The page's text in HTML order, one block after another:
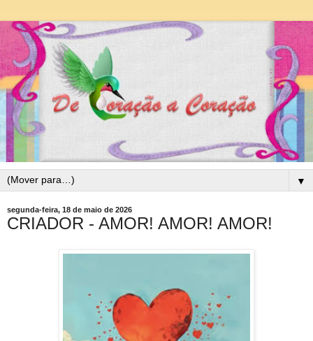
▼
segunda-feira, 18 de maio de 2026
CRIADOR - AMOR! AMOR! AMOR!